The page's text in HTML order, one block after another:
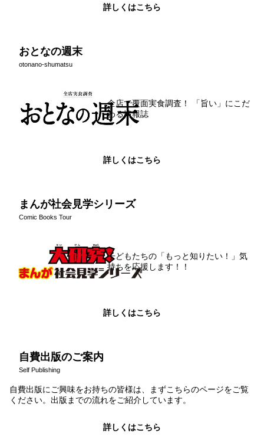
詳しくはこちら
おとなの週末
otonano-shumatsu
全店で覆面実食調査！ 「旨い」にこだ
わる情報誌
詳しくはこちら
まんが社会見学シリーズ
Comic Books Tour
子どもたちの「もっと知りたい！」気
持ちを応援します！！
詳しくはこちら
自費出版のご案内
Self Publishing
自費出版にご興味をお持ちの皆様は、まずこちらのページをご覧
ください。出版までの流れをご紹介しています。
詳しくはこちら